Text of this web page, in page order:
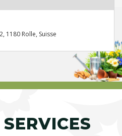
1180 Rolle, Suisse